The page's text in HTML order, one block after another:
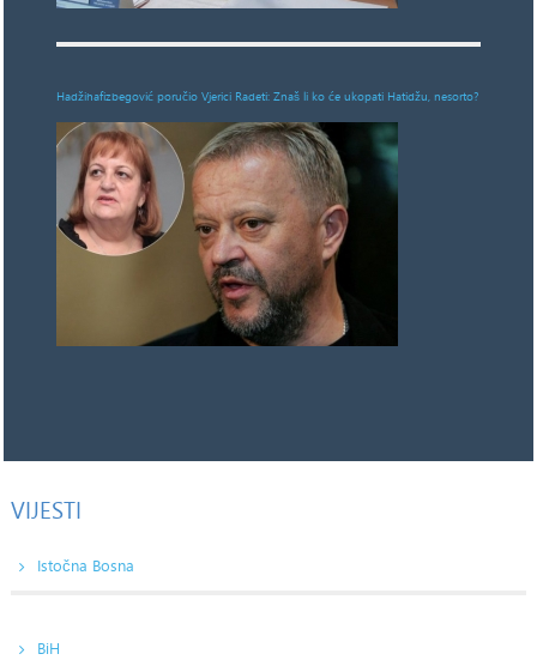
Hadžihafizbegović poručio Vjerici Radeti: Znaš li ko će ukopati Hatidžu, nesorto?
VIJESTI
Istočna Bosna
BiH